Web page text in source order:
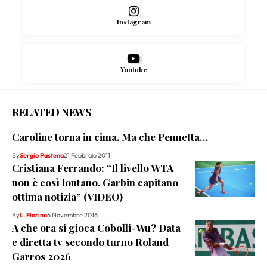
Instagram
Youtube
RELATED NEWS
Caroline torna in cima. Ma che Pennetta…
BySergio Pastena21 Febbraio 2011
Cristiana Ferrando: “Il livello WTA
non è così lontano. Garbin capitano
ottima notizia” (VIDEO)
ByL. Fiorino6 Novembre 2016
A che ora si gioca Cobolli-Wu? Data
e diretta tv secondo turno Roland
Garros 2026